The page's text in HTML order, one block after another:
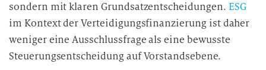
sondern mit klaren Grundsatzentscheidungen. ESG
im Kontext der Verteidigungsfinanzierung ist daher
weniger eine Ausschlussfrage als eine bewusste
Steuerungsentscheidung auf Vorstandsebene.